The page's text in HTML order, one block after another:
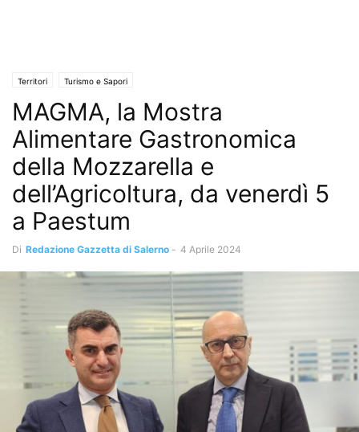
Territori Turismo e Sapori
MAGMA, la Mostra
Alimentare Gastronomica
della Mozzarella e
dell’Agricoltura, da venerdì 5
a Paestum
Di Redazione Gazzetta di Salerno - 4 Aprile 2024